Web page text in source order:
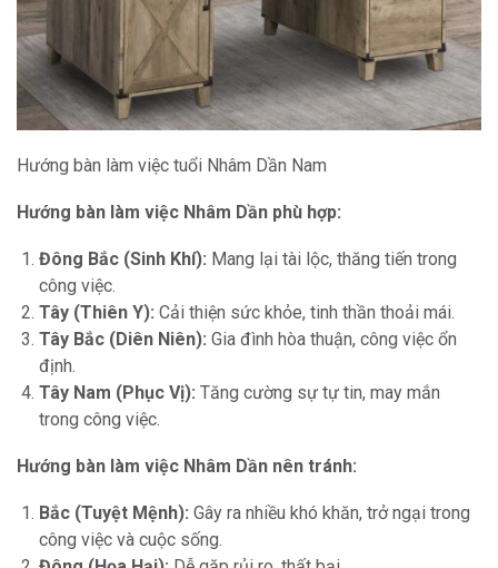
Hướng bàn làm việc tuổi Nhâm Dần Nam
Hướng bàn làm việc Nhâm Dần phù hợp:
Đông Bắc (Sinh Khí): Mang lại tài lộc, thăng tiến trong
công việc.
Tây (Thiên Y): Cải thiện sức khỏe, tinh thần thoải mái.
Tây Bắc (Diên Niên): Gia đình hòa thuận, công việc ổn
định.
Tây Nam (Phục Vị): Tăng cường sự tự tin, may mắn
trong công việc.
Hướng bàn làm việc Nhâm Dần nên tránh:
Bắc (Tuyệt Mệnh): Gây ra nhiều khó khăn, trở ngại trong
công việc và cuộc sống.